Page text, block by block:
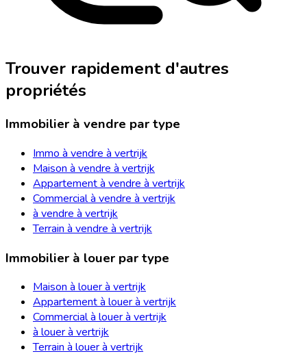
Trouver rapidement d'autres
propriétés
Immobilier à vendre par type
Immo à vendre à vertrijk
Maison à vendre à vertrijk
Appartement à vendre à vertrijk
Commercial à vendre à vertrijk
à vendre à vertrijk
Terrain à vendre à vertrijk
Immobilier à louer par type
Maison à louer à vertrijk
Appartement à louer à vertrijk
Commercial à louer à vertrijk
à louer à vertrijk
Terrain à louer à vertrijk